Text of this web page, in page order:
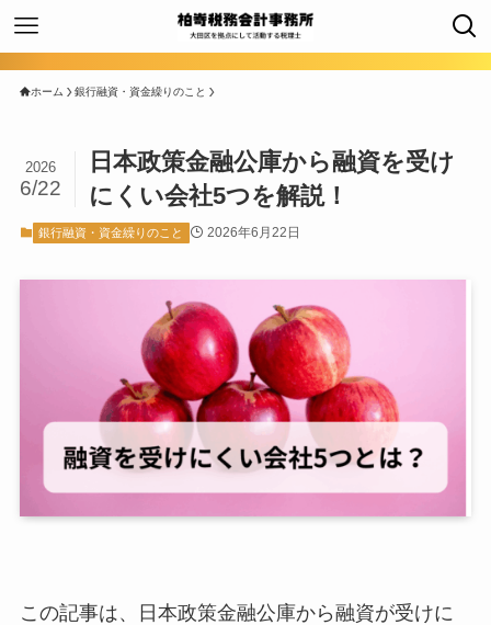
ホーム 銀行融資・資金繰りのこと
日本政策金融公庫から融資を受け
にくい会社5つを解説！
2026
6/22
銀行融資・資金繰りのこと 2026年6月22日
この記事は、日本政策金融公庫から融資が受けに